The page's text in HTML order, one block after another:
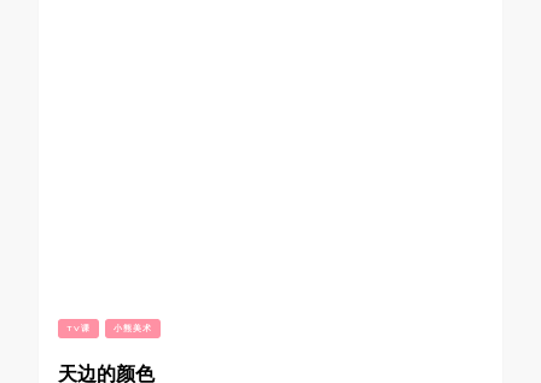
TV课 小熊美术
天边的颜色